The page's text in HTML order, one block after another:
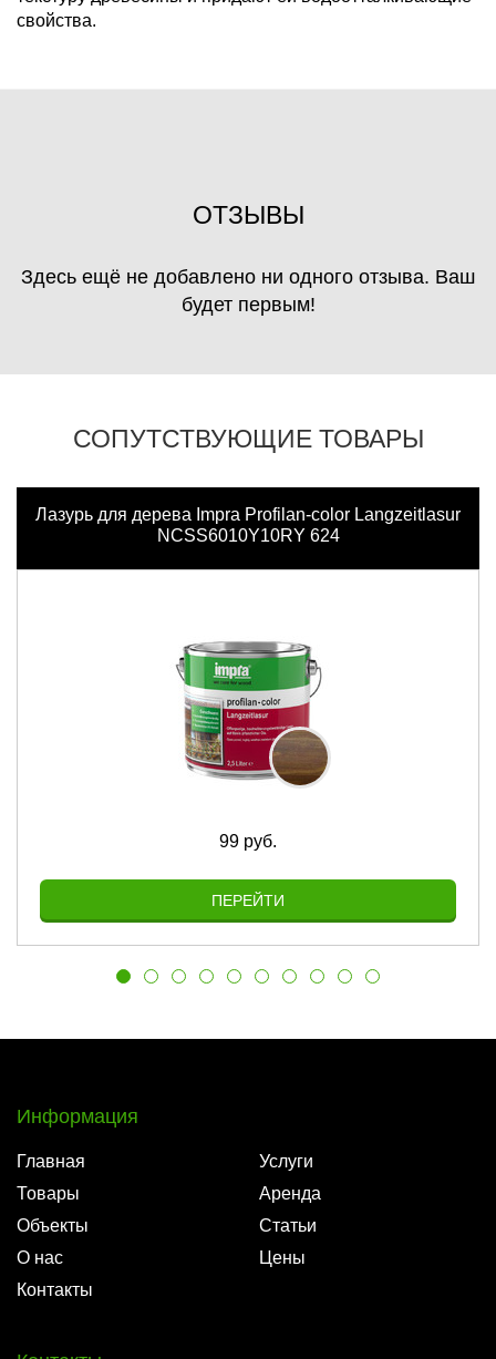
свойства.
ОТЗЫВЫ
Здесь ещё не добавлено ни одного отзыва. Ваш
будет первым!
СОПУТСТВУЮЩИЕ ТОВАРЫ
Лазурь для дерева Impra Profilan-color Langzeitlasur
NCSS6010Y10RY 624
99 руб.
ПЕРЕЙТИ
Информация
Главная
Услуги
Товары
Аренда
Объекты
Статьи
О нас
Цены
Контакты